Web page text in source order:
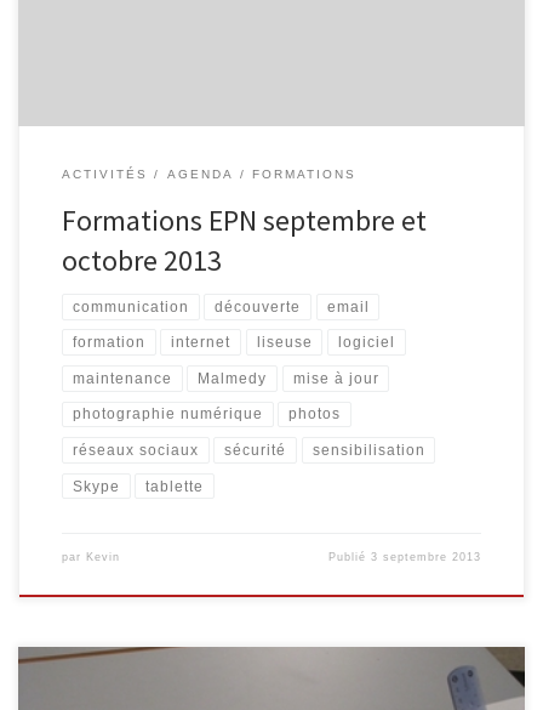
ACTIVITÉS AGENDA FORMATIONS
Formations EPN septembre et
octobre 2013
communication découverte email
formation internet liseuse logiciel
maintenance Malmedy mise à jour
photographie numérique photos
réseaux sociaux sécurité sensibilisation
Skype tablette
par Kevin Publié3 septembre 2013